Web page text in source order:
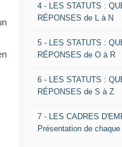
4 - LES STATUTS :
RÉPONSES de L à N
5 - LES STATUTS :
RÉPONSES de O à R
6 - LES STATUTS :
RÉPONSES de S à Z
7 - LES CADRES
Présentation de